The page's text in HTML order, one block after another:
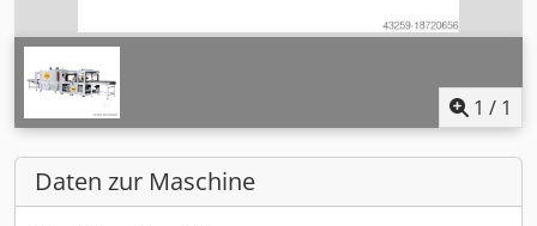
1 / 1
Daten zur Maschine